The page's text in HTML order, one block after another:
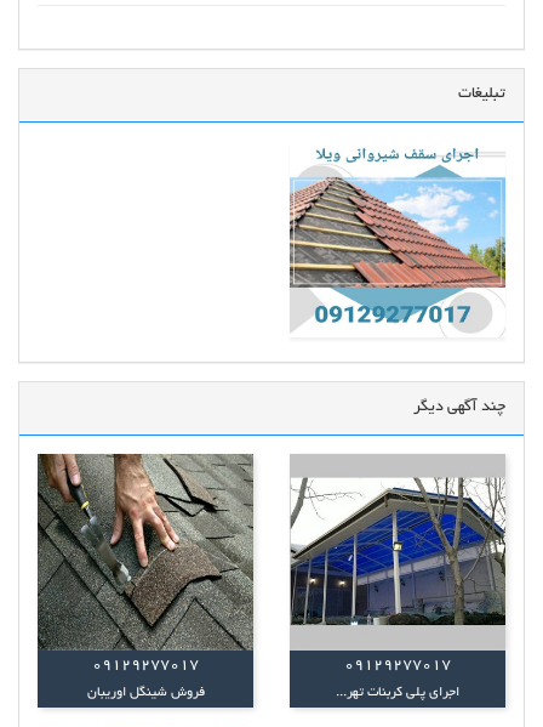
تبلیغات
چند آگهی دیگر
09129277017
اجرای پلی کربنات تهر...
09129277017
فروش شینگل اوریبان